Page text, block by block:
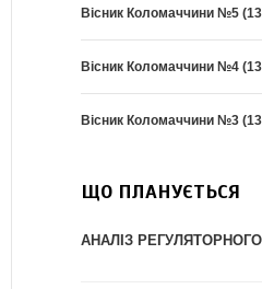
Вісник Коломаччини №5
Вісник Коломаччини №4
Вісник Коломаччини №3
ЩО ПЛАНУЄТЬСЯ
АНАЛІЗ